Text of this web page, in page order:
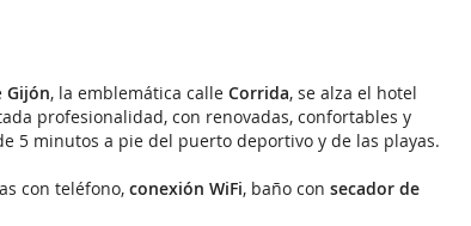
Gijón, la emblemática calle Corrida, se alza el hotel
profesionalidad, con renovadas, confortables y
5 minutos a pie del puerto deportivo y de las playas.
con teléfono, conexión WiFi, baño con secador de